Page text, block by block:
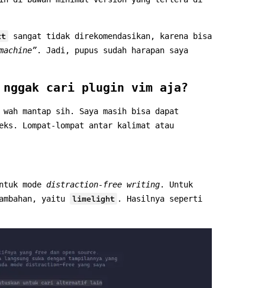
sangat tidak direkomendasikan, karena bisa
. Jadi, pupus sudah harapan saya
cari plugin vim aja?
mantap sih. Saya masih bisa dapat
Lompat-lompat antar kalimat atau
mode distraction-free writing. Untuk
yaitu
limelight . Hasilnya seperti